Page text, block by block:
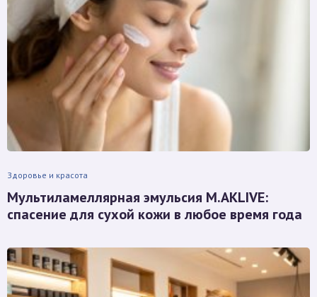
Здоровье и красота
Мультиламеллярная эмульсия M.AKLIVE:
спасение для сухой кожи в любое время года